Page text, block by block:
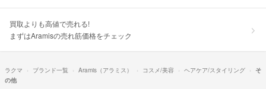
買取よりも高値で売れる!
まずはAramisの売れ筋価格をチェック
ラクマ ブランド一覧 Aramis（アラミス） コスメ/美容 ヘアケア/スタイリング
そ
の他